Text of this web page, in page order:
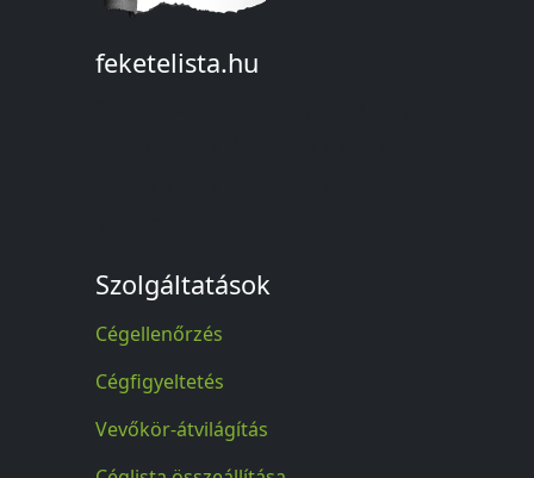
feketelista.hu
Szolgáltatások
Cégellenőrzés
Cégfigyeltetés
Vevőkör-átvilágítás